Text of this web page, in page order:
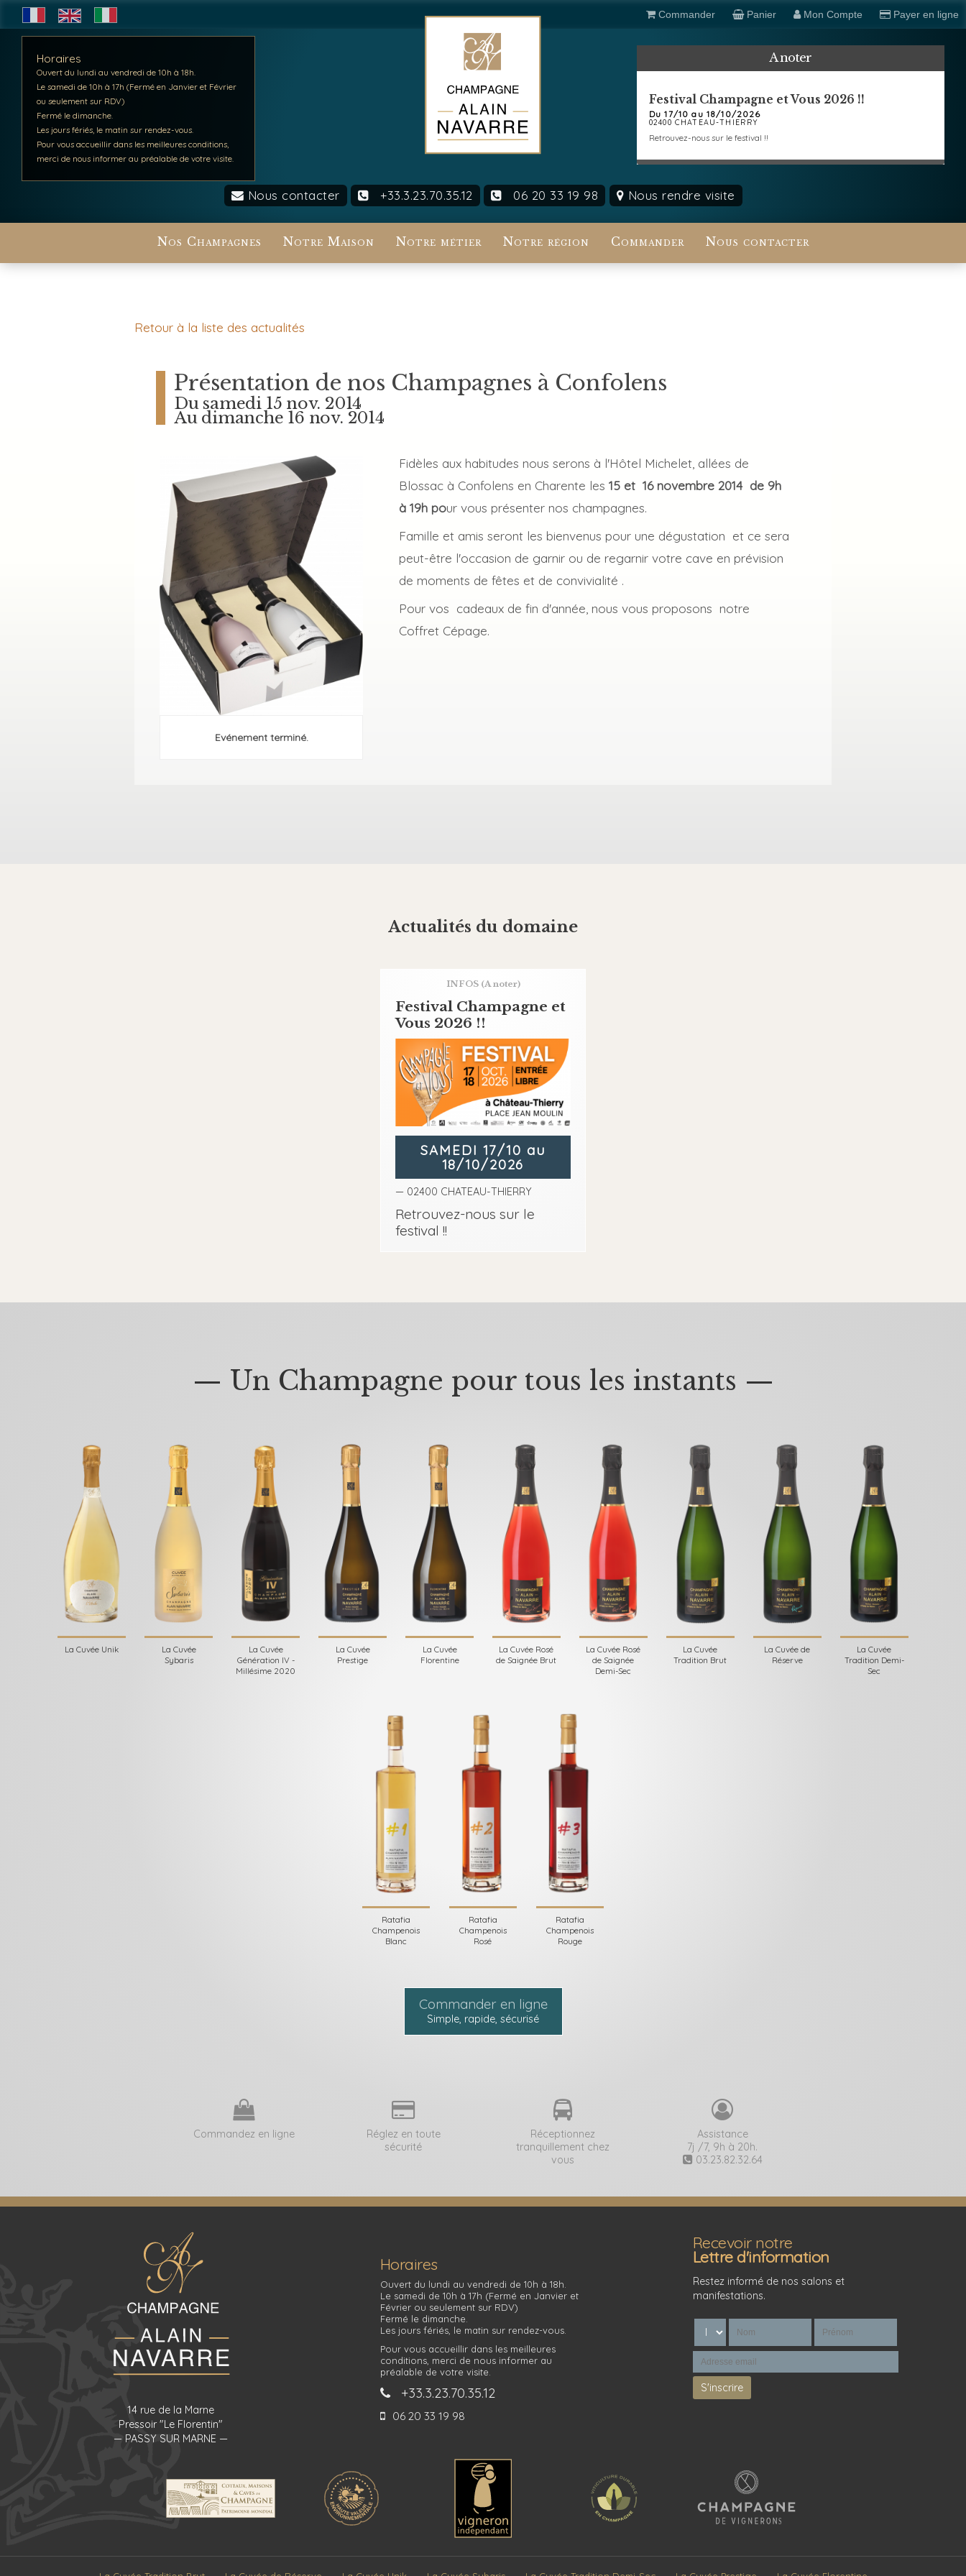
Horaires
Ouvert du lundi au vendredi de 10h à 18h.
Le samedi de 10h à 17h (Fermé en Janvier et Février
ou seulement sur RDV)
Fermé le dimanche.
Les jours fériés, le matin sur rendez-vous.
Pour vous accueillir dans les meilleures conditions,
merci de nous informer au préalable de votre visite.
A noter
Festival Champagne et Vous 2026 !!
Du 17/10 au 18/10/2026
02400 CHATEAU-THIERRY
Retrouvez-nous sur le festival !!
Nous contacter +33.3.23.70.35.12 06 20 33 19 98 Nous rendre visite
Nos Champagnes Notre Maison Notre métier Notre région Commander Nous contacter
Retour à la liste des actualités
Présentation de nos Champagnes à Confolens
Du samedi 15 nov. 2014
Au dimanche 16 nov. 2014
Evénement terminé.
Fidèles aux habitudes nous serons à l'Hôtel Michelet, allées de
Blossac à Confolens en Charente les15 et 16 novembre 2014 de 9h
à 19h pour vous présenter nos champagnes.
Famille et amis seront les bienvenus pour une dégustation et ce sera
peut-être l'occasion de garnir ou de regarnir votre cave en prévision
de moments de fêtes et de convivialité .
Pour vos cadeaux de fin d'année, nous vous proposons notre
Coffret Cépage.
Actualités du domaine
INFOS (A noter)
Festival Champagne et
Vous 2026 !!
SAMEDI 17/10 au
18/10/2026
— 02400 CHATEAU-THIERRY
Retrouvez-nous sur le
festival !!
— Un Champagne pour tous les instants —
La Cuvée Unik
La Cuvée
Sybaris
La Cuvée
Génération IV -
Millésime 2020
La Cuvée
Prestige
La Cuvée
Florentine
La Cuvée Rosé
de Saignée Brut
La Cuvée Rosé
de Saignée
Demi-Sec
La Cuvée
Tradition Brut
La Cuvée de
Réserve
La Cuvée
Tradition Demi-
Sec
Ratafia
Champenois
Blanc
Ratafia
Champenois
Rosé
Ratafia
Champenois
Rouge
Commander en ligne
Simple, rapide, sécurisé
Commandez en ligne
Réglez en toute
sécurité
Réceptionnez
tranquillement chez
vous
Assistance
7j /7, 9h à 20h.
03.23.82.32.64
14 rue de la Marne
Pressoir "Le Florentin"
— PASSY SUR MARNE —
Horaires
Ouvert du lundi au vendredi de 10h à 18h.
Le samedi de 10h à 17h (Fermé en Janvier et
Février ou seulement sur RDV)
Fermé le dimanche.
Les jours fériés, le matin sur rendez-vous.
Pour vous accueillir dans les meilleures
conditions, merci de nous informer au
préalable de votre visite.
+33.3.23.70.35.12
06 20 33 19 98
Recevoir notre
Lettre d'information
Restez informé de nos salons et
manifestations.
Commander Panier Mon Compte Payer en ligne